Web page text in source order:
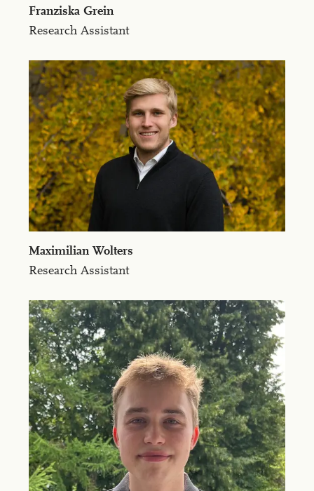
Franziska Grein
Research Assistant
Max­i­m­il­ian Wolters
Research Assistant